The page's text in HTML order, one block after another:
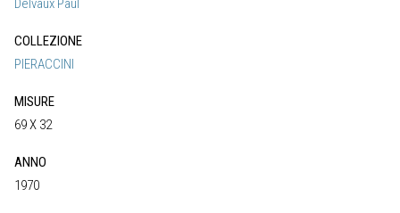
COLLEZIONE
PIERACCINI
MISURE
69 X 32
ANNO
1970